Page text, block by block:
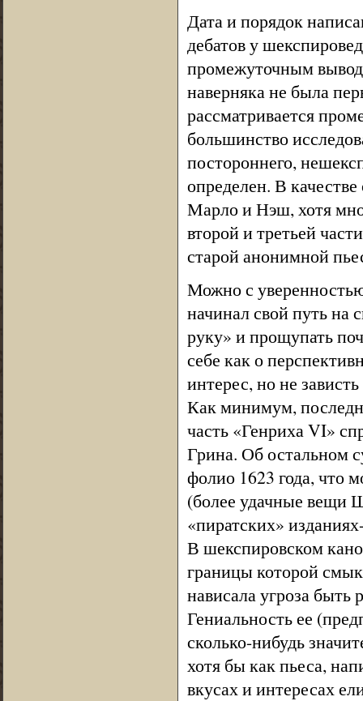
Дата и порядок
дебатов у
промежуточным
наверняка не была
рассматривается
большинство
постороннего,
определен. В
Марло и Нэш, хотя
второй и третьей
старой анонимной
Можно с
начинал свой путь на
руку» и прощупать
себе как о
интерес, но не
Как минимум,
часть «Генриха VI»
Грина. Об остальном
фолио 1623 года, что
(более удачные вещи
«пиратских»
В шекспировском
границы которой
нависала угроза быть
Гениальность ее
сколько-нибудь
хотя бы как пьеса,
вкусах и интересах